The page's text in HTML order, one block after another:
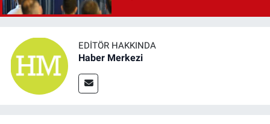
EDITÖR HAKKINDA
Haber Merkezi